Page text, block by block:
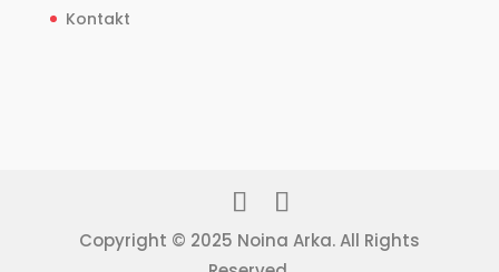
Kontakt
Copyright © 2025 Noina Arka. All Rights